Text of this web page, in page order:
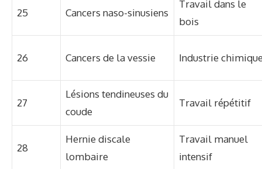
25 Cancers naso-sinusiens
Travail dans le
bois
26 Cancers de la vessie Industrie
27
Lésions tendineuses du
coude
Travail répétitif
28
Hernie discale
lombaire
Travail manuel
intensif